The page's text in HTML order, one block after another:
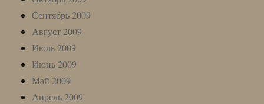
Сентябрь 2009
Август 2009
Июль 2009
Июнь 2009
Май 2009
Апрель 2009